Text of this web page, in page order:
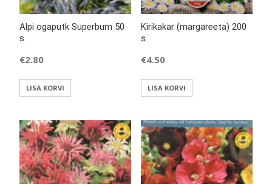
Alpi ogaputk Superbum 50
s.
€2.80
LISA KORVI
Kirikakar (margareeta) 200
s.
€4.50
LISA KORVI